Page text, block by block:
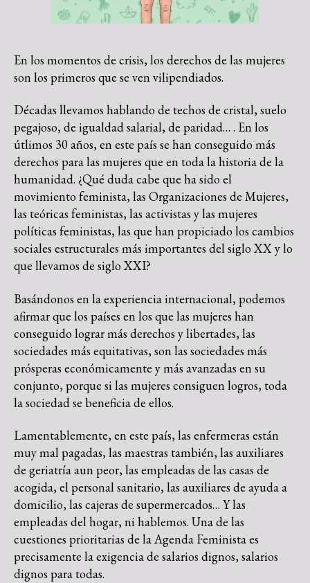
En los momentos de crisis, los derechos de las mujeres
son los primeros que se ven vilipendiados.
Décadas llevamos hablando de techos de cristal, suelo
pegajoso, de igualdad salarial, de paridad… . En los
útlimos 30 años, en este país se han conseguido más
derechos para las mujeres que en toda la historia de la
humanidad. ¿Qué duda cabe que ha sido el
movimiento feminista, las Organizaciones de Mujeres,
las teóricas feministas, las activistas y las mujeres
políticas feministas, las que han propiciado los cambios
sociales estructurales más importantes del siglo XX y lo
que llevamos de siglo XXI?
Basándonos en la experiencia internacional, podemos
afirmar que los países en los que las mujeres han
conseguido lograr más derechos y libertades, las
sociedades más equitativas, son las sociedades más
prósperas económicamente y más avanzadas en su
conjunto, porque si las mujeres consiguen logros, toda
la sociedad se beneficia de ellos.
Lamentablemente, en este país, las enfermeras están
muy mal pagadas, las maestras también, las auxiliares
de geriatría aun peor, las empleadas de las casas de
acogida, el personal sanitario, las auxiliares de ayuda a
domicilio, las cajeras de supermercados… Y las
empleadas del hogar, ni hablemos. Una de las
cuestiones prioritarias de la Agenda Feminista es
precisamente la exigencia de salarios dignos, salarios
dignos para todas.